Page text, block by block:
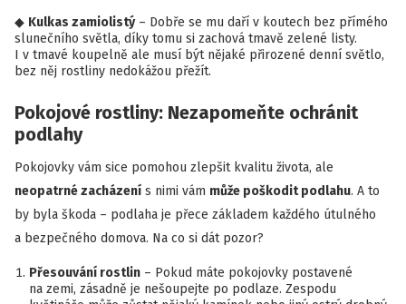
Kulkas zamiolistý– Dobře se mu daří v koutech bez přímého
slunečního světla, díky tomu si zachová tmavě zelené listy.
I v tmavé koupelně ale musí být nějaké přirozené denní světlo,
bez něj rostliny nedokážou přežít.
Pokojové rostliny: Nezapomeňte ochránit
podlahy
Pokojovky vám sice pomohou zlepšit kvalitu života, ale
neopatrné zacházení s nimi vám může poškodit podlahu. A to
by byla škoda – podlaha je přece základem každého útulného
a bezpečného domova. Na co si dát pozor?
Přesouvání rostlin – Pokud máte pokojovky postavené
na zemi, zásadně je nešoupejte po podlaze. Zespodu